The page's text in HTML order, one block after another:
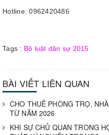
Hotline: 0962420486
Tags : Bộ luật dân sự 2015
BÀI VIẾT LIÊN QUAN
CHO THUÊ PHÒNG TRỌ,
TỪ NĂM 2026
KHI SỰ CHỦ QUAN TRONG